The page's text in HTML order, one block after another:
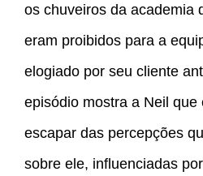
os chuveiros da academia
eram proibidos para a
elogiado por seu cliente
episódio mostra a Neil que
escapar das percepções
sobre ele, influenciadas